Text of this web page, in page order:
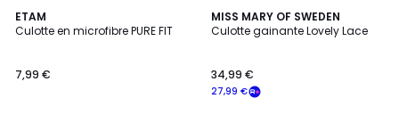
ETAM
Culotte en microfibre PURE FIT
7,99 €
5
/
8
Couleurs
MISS MARY OF SWEDEN
Culotte gainante Lovely Lace
27,99 €
34,99 €
4,4
/ 5
9
Couleurs